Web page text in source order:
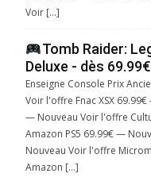
Voir […]
Tomb Raider:
Deluxe - dès 69.99€
Enseigne Console Prix
Voir l'offre Fnac XSX
— Nouveau Voir l'offre
Amazon PS5 69.99€ —
Nouveau Voir l'offre
Amazon […]